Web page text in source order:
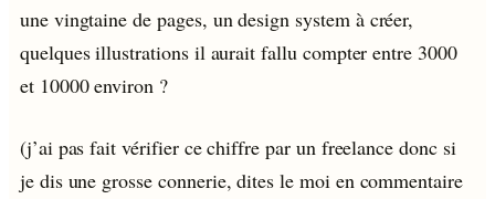
une vingtaine de pages, un design system à créer,
quelques illustrations il aurait fallu compter entre 3000
et 10000 environ ?
(j’ai pas fait vérifier ce chiffre par un freelance donc si
je dis une grosse connerie, dites le moi en commentaire